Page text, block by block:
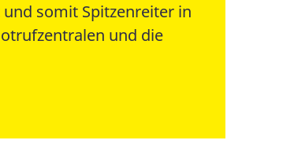
somit Spitzenreiter in
und die